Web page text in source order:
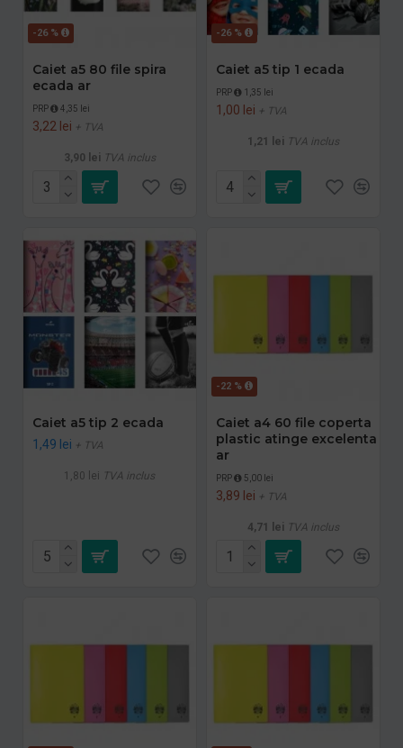
-26 %
Caiet a5 80 file spira
ecada ar
PRP 4,35 lei
3,22 lei + TVA
3,90 lei TVA inclus
-26 %
Caiet a5 tip 1 ecada
PRP 1,35 lei
1,00 lei + TVA
1,21 lei TVA inclus
Caiet a5 tip 2 ecada
1,49 lei + TVA
1,80 lei TVA inclus
-22 %
Caiet a4 60 file coperta
plastic atinge excelenta
ar
PRP 5,00 lei
3,89 lei + TVA
4,71 lei TVA inclus